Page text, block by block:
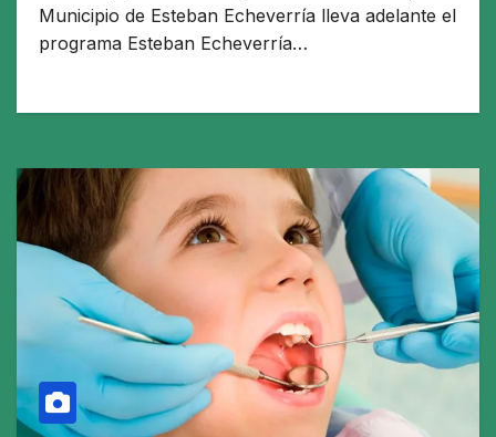
Municipio de Esteban Echeverría lleva adelante el
programa Esteban Echeverría…